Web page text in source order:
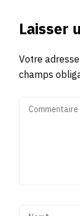
Laisser
Votre
champs